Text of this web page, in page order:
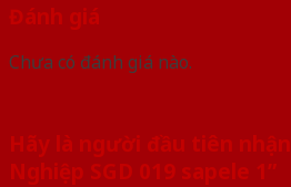
Đánh giá
Chưa có đánh giá nào.
Hãy là người đầu tiên
Nghiệp SGD 019 sapele 1”